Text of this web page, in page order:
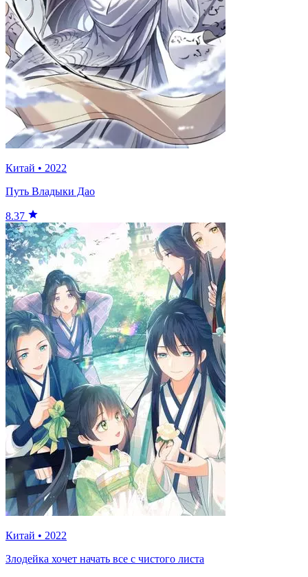
Китай • 2022
Путь Владыки Дао
8.37
Китай • 2022
Злодейка хочет начать все с чистого листа